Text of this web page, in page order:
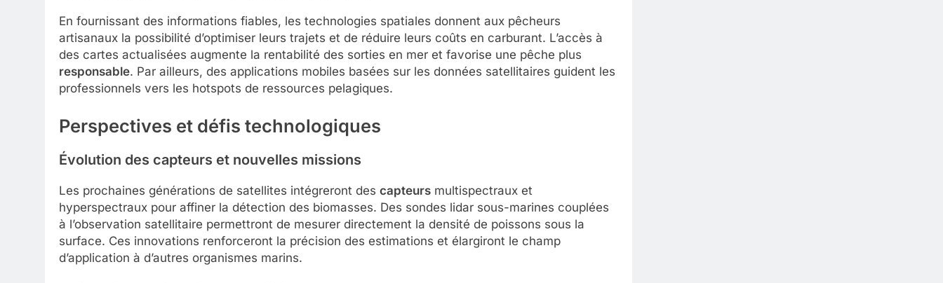
En fournissant des informations fiables, les technologies spatiales donnent aux pêcheurs
artisanaux la possibilité d’optimiser leurs trajets et de réduire leurs coûts en carburant. L’accès à
des cartes actualisées augmente la rentabilité des sorties en mer et favorise une pêche plus
responsable. Par ailleurs, des applications mobiles basées sur les données satellitaires guident les
professionnels vers les hotspots de ressources pelagiques.
Perspectives et défis technologiques
Évolution des capteurs et nouvelles missions
Les prochaines générations de satellites intégreront des capteurs multispectraux et
hyperspectraux pour affiner la détection des biomasses. Des sondes lidar sous-marines couplées
à l’observation satellitaire permettront de mesurer directement la densité de poissons sous la
surface. Ces innovations renforceront la précision des estimations et élargiront le champ
d’application à d’autres organismes marins.